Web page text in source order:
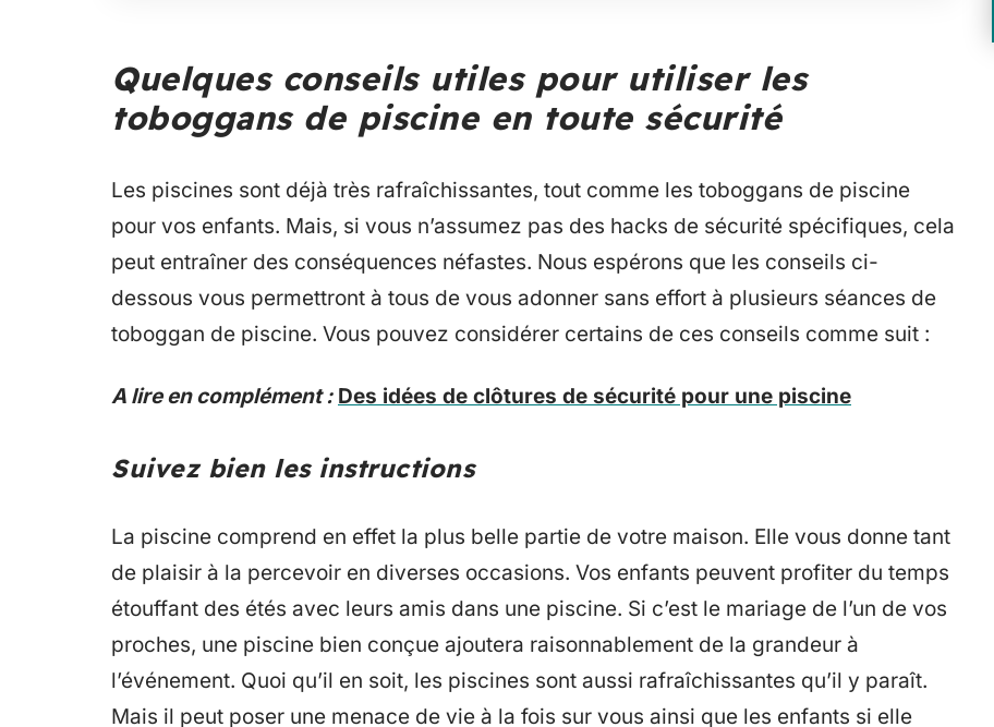
Quelques conseils utiles pour utiliser les
toboggans de piscine en toute sécurité
Les piscines sont déjà très rafraîchissantes, tout comme les toboggans de piscine
pour vos enfants. Mais, si vous n’assumez pas des hacks de sécurité spécifiques, cela
peut entraîner des conséquences néfastes. Nous espérons que les conseils ci-
dessous vous permettront à tous de vous adonner sans effort à plusieurs séances de
toboggan de piscine. Vous pouvez considérer certains de ces conseils comme suit :
A lire en complément : Des idées de clôtures de sécurité pour une piscine
Suivez bien les instructions
La piscine comprend en effet la plus belle partie de votre maison. Elle vous donne tant
de plaisir à la percevoir en diverses occasions. Vos enfants peuvent profiter du temps
étouffant des étés avec leurs amis dans une piscine. Si c’est le mariage de l’un de vos
proches, une piscine bien conçue ajoutera raisonnablement de la grandeur à
l’événement. Quoi qu’il en soit, les piscines sont aussi rafraîchissantes qu’il y paraît.
Mais il peut poser une menace de vie à la fois sur vous ainsi que les enfants si elle